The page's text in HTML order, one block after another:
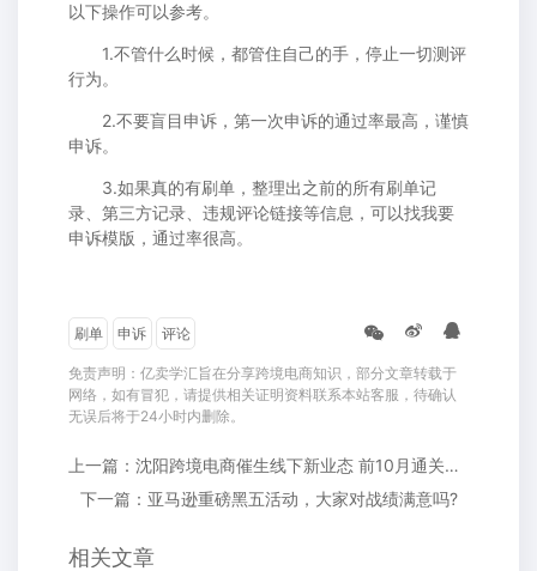
以下操作可以参考。
1.不管什么时候，都管住自己的手，停止一切测评
行为。
2.不要盲目申诉，第一次申诉的通过率最高，谨慎
申诉。
3.如果真的有刷单，整理出之前的所有刷单记
录、第三方记录、违规评论链接等信息，可以找我要
申诉模版，通过率很高。
刷单 申诉 评论
免责声明：亿卖学汇旨在分享跨境电商知识，部分文章转载于
网络，如有冒犯，请提供相关证明资料联系本站客服，待确认
无误后将于24小时内删除。
上一篇：沈阳跨境电商催生线下新业态 前10月通关平台进出口总额25.9亿
下一篇：亚马逊重磅黑五活动，大家对战绩满意吗?
相关文章